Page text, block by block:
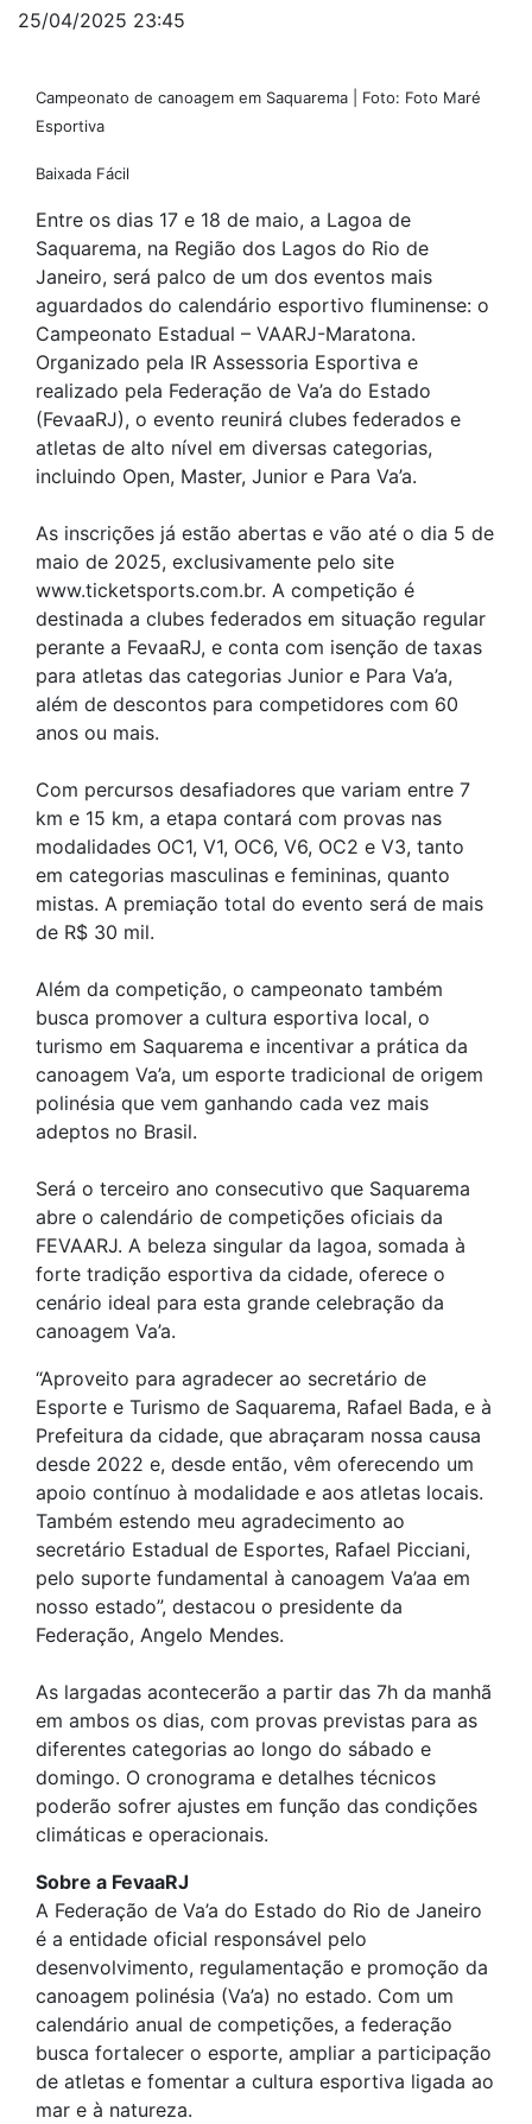
25/04/2025 23:45
Campeonato de canoagem em Saquarema | Foto: Foto Maré
Esportiva
Baixada Fácil
Entre os dias 17 e 18 de maio, a Lagoa de
Saquarema, na Região dos Lagos do Rio de
Janeiro, será palco de um dos eventos mais
aguardados do calendário esportivo fluminense: o
Campeonato Estadual – VAARJ-Maratona.
Organizado pela IR Assessoria Esportiva e
realizado pela Federação de Va’a do Estado
(FevaaRJ), o evento reunirá clubes federados e
atletas de alto nível em diversas categorias,
incluindo Open, Master, Junior e Para Va’a.
As inscrições já estão abertas e vão até o dia 5 de
maio de 2025, exclusivamente pelo site
www.ticketsports.com.br. A competição é
destinada a clubes federados em situação regular
perante a FevaaRJ, e conta com isenção de taxas
para atletas das categorias Junior e Para Va’a,
além de descontos para competidores com 60
anos ou mais.
Com percursos desafiadores que variam entre 7
km e 15 km, a etapa contará com provas nas
modalidades OC1, V1, OC6, V6, OC2 e V3, tanto
em categorias masculinas e femininas, quanto
mistas. A premiação total do evento será de mais
de R$ 30 mil.
Além da competição, o campeonato também
busca promover a cultura esportiva local, o
turismo em Saquarema e incentivar a prática da
canoagem Va’a, um esporte tradicional de origem
polinésia que vem ganhando cada vez mais
adeptos no Brasil.
Será o terceiro ano consecutivo que Saquarema
abre o calendário de competições oficiais da
FEVAARJ. A beleza singular da lagoa, somada à
forte tradição esportiva da cidade, oferece o
cenário ideal para esta grande celebração da
canoagem Va’a.
“Aproveito para agradecer ao secretário de
Esporte e Turismo de Saquarema, Rafael Bada, e à
Prefeitura da cidade, que abraçaram nossa causa
desde 2022 e, desde então, vêm oferecendo um
apoio contínuo à modalidade e aos atletas locais.
Também estendo meu agradecimento ao
secretário Estadual de Esportes, Rafael Picciani,
pelo suporte fundamental à canoagem Va’aa em
nosso estado”, destacou o presidente da
Federação, Angelo Mendes.
As largadas acontecerão a partir das 7h da manhã
em ambos os dias, com provas previstas para as
diferentes categorias ao longo do sábado e
domingo. O cronograma e detalhes técnicos
poderão sofrer ajustes em função das condições
climáticas e operacionais.
Sobre a FevaaRJ
A Federação de Va’a do Estado do Rio de Janeiro
é a entidade oficial responsável pelo
desenvolvimento, regulamentação e promoção da
canoagem polinésia (Va’a) no estado. Com um
calendário anual de competições, a federação
busca fortalecer o esporte, ampliar a participação
de atletas e fomentar a cultura esportiva ligada ao
mar e à natureza.